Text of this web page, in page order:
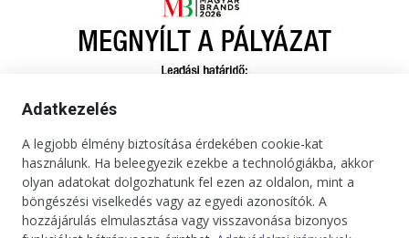
Adatkezelés
A legjobb élmény biztosítása érdekében cookie-kat
használunk. Ha beleegyezik ezekbe a technológiákba, akkor
olyan adatokat dolgozhatunk fel ezen az oldalon, mint a
böngészési viselkedés vagy az egyedi azonosítók. A
hozzájárulás elmulasztása vagy visszavonása bizonyos